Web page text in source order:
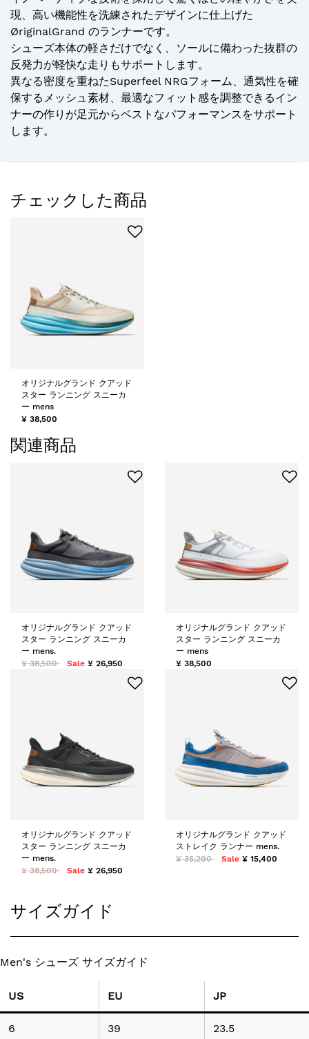
現、高い機能性を洗練されたデザインに仕上げた
ØriginalGrand のランナーです。
シューズ本体の軽さだけでなく、ソールに備わった抜群の
反発力が軽快な走りもサポートします。
異なる密度を重ねたSuperfeel NRGフォーム、通気性を確
保するメッシュ素材、最適なフィット感を調整できるイン
ナーの作りが足元からベストなパフォーマンスをサポート
します。
チェックした商品
オリジナルグランド クアッド
スター ランニング スニーカ
ー mens
¥ 38,500
関連商品
オリジナルグランド クアッド
スター ランニング スニーカ
ー mens.
¥ 38,500
Sale ¥ 26,950
オリジナルグランド クアッド
スター ランニング スニーカ
ー mens
¥ 38,500
オリジナルグランド クアッド
スター ランニング スニーカ
ー mens.
¥ 38,500
Sale ¥ 26,950
オリジナルグランド クアッド
ストレイク ランナー mens.
¥ 35,200
Sale ¥ 15,400
サイズガイド
Men's シューズ サイズガイド
US EU JP
6 39 23.5